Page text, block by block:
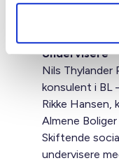
Undervisere
Nils Thylander
konsulent i BL
Rikke Hansen,
Almene Boliger
Skiftende
undervisere